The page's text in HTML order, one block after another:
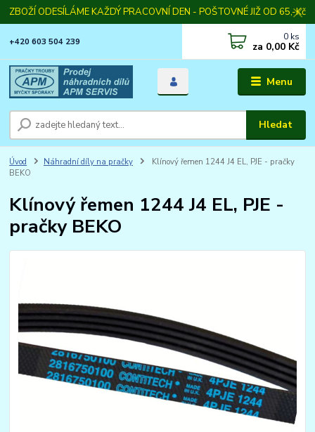
ZBOŽÍ ODESÍLÁME KAŽDÝ PRACOVNÍ DEN - POŠTOVNÉ JIŽ OD 65,-Kč
Menu
Hledat
+420 603 504 239 0 ks
za 0,00 Kč
Úvod Náhradní díly na pračky
Klínový řemen 1244 J4 EL, PJE - pračky
BEKO
Klínový řemen 1244 J4 EL, PJE -
pračky BEKO